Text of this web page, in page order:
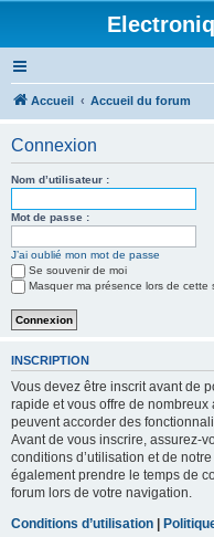
Accueil Accueil du forum
Connexion
Nom d’utilisateur :
Mot de passe :
J’ai oublié mon mot de passe
Se souvenir de moi
Masquer ma présence lors de cette
INSCRIPTION
Vous devez être inscrit avant de
rapide et vous offre de
peuvent accorder des
Avant de vous inscrire, assurez-
conditions d’utilisation et de
également prendre le temps de
forum lors de votre navigation.
Conditions d’utilisation |